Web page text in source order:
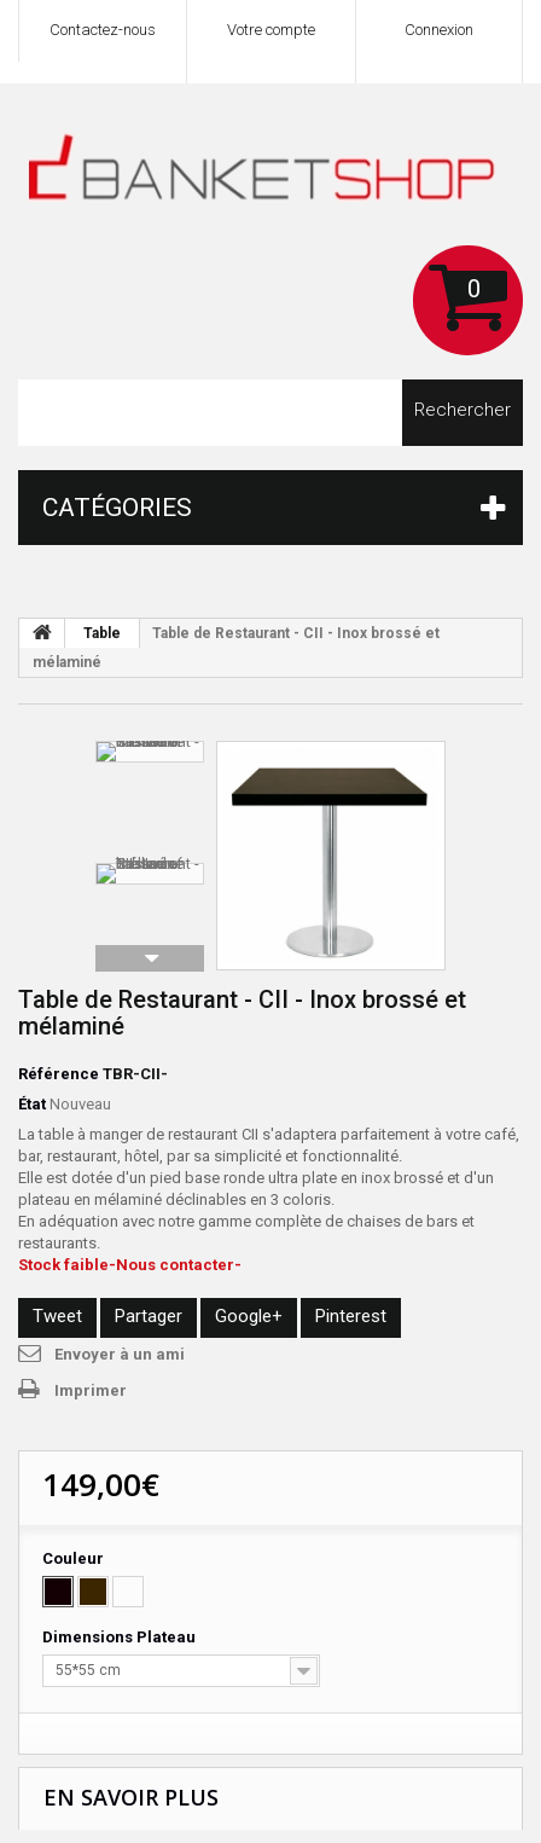
Connexion
Votre compte
Contactez-nous
0
Rechercher
CATÉGORIES
Table
Table de Restaurant - CII - Inox brossé et
mélaminé
Table de Restaurant - CII - Inox brossé et
mélaminé
Référence TBR-CII-
État Nouveau
La table à manger de restaurant CII s'adaptera parfaitement à votre café,
bar, restaurant, hôtel, par sa simplicité et fonctionnalité.
Elle est dotée d'un pied base ronde ultra plate en inox brossé et d'un
plateau en mélaminé déclinables en 3 coloris.
En adéquation avec notre gamme complète de chaises de bars et
restaurants.
Stock faible-Nous contacter-
Tweet Partager Google+ Pinterest
Envoyer à un ami
Imprimer
149,00€
Couleur
Dimensions Plateau
55*55 cm
EN SAVOIR PLUS